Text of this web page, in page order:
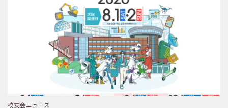
校友会ニュース